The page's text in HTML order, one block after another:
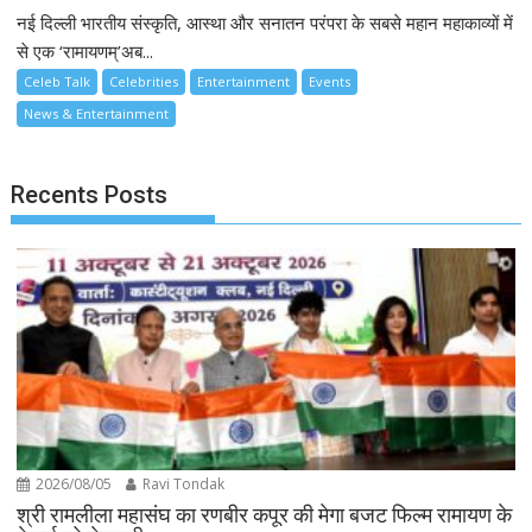
नई दिल्ली भारतीय संस्कृति, आस्था और सनातन परंपरा के सबसे महान महाकाव्यों में
से एक ‘रामायणम्’अब...
Celeb Talk Celebrities Entertainment
Events
News & Entertainment
Recents Posts
2026/08/05 Ravi Tondak
श्री रामलीला महासंघ का रणबीर कपूर की मेगा बजट फिल्म रामायण के